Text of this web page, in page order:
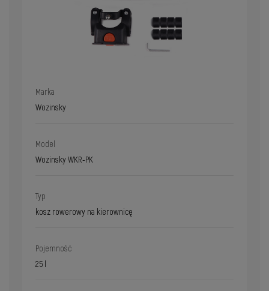
Marka
Wozinsky
Model
Wozinsky WKR-PK
Typ
kosz rowerowy na kierownicę
Pojemność
25 l